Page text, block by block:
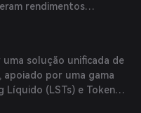
rendimentos
dos retornos
de blocos de
os tokens [BARS] e
garante
de recursos como
e relatórios detalhados.
solução unificada de
por uma gama
Líquido (LSTs) e Tokens
promove a